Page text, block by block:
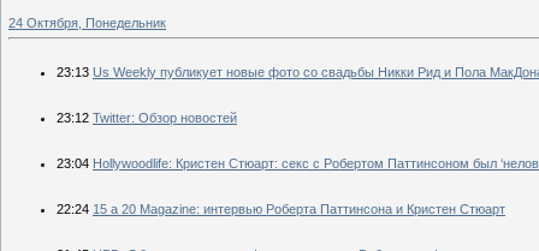
24 Октября, Понедельник
23:13 Us Weekly публикует новые фото со свадьбы Никки Рид и Пола
23:12 Twitter: Обзор новостей
23:04 Нollywoodlife: Кристен Стюарт: секс с Робертом Паттинсоном был
22:24 15 a 20 Magazine: интервью Роберта Паттинсона и Кристен Стюарт